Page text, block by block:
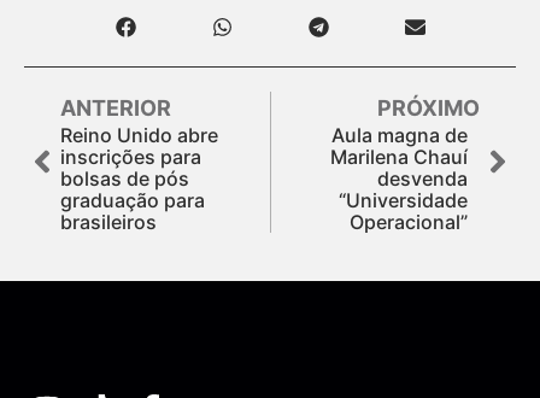
ANTERIOR
Reino Unido abre
inscrições para
bolsas de pós
graduação para
brasileiros
PRÓXIMO
Aula magna de
Marilena Chauí
desvenda
“Universidade
Operacional”